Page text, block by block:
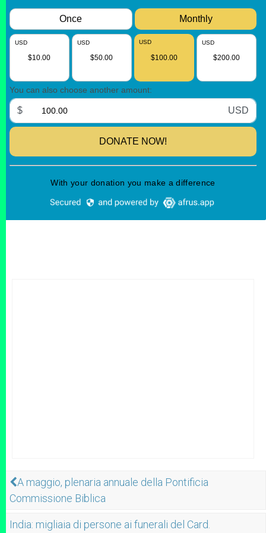
A maggio, plenaria annuale della Pontificia
Commissione Biblica
India: migliaia di persone ai funerali del Card.